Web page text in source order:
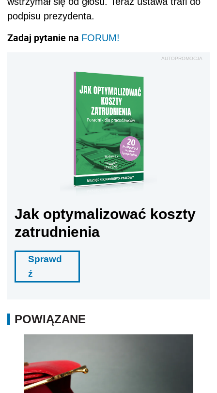
podpisu prezydenta.
Zadaj pytanie na FORUM!
AUTOPROMOCJA
Jak optymalizować koszty
zatrudnienia
Sprawd
ź
POWIĄZANE